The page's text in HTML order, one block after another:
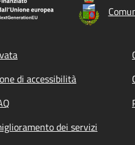
menu
di accessibilità
dei servizi